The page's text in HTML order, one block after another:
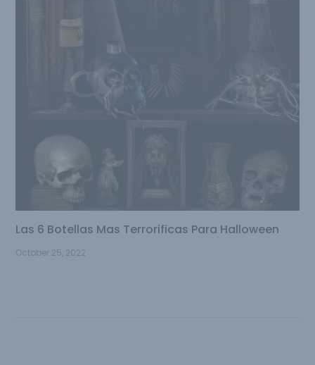
Las 6 Botellas Mas Terrorificas Para Halloween
October 25, 2022